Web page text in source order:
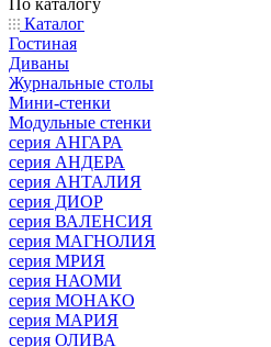
По каталогу
Каталог
Гостиная
Диваны
Журнальные столы
Мини-стенки
Модульные стенки
серия АНГАРА
серия АНДЕРА
серия АНТАЛИЯ
серия ДИОР
серия ВАЛЕНСИЯ
серия МАГНОЛИЯ
серия МРИЯ
серия НАОМИ
серия МОНАКО
серия МАРИЯ
серия ОЛИВА